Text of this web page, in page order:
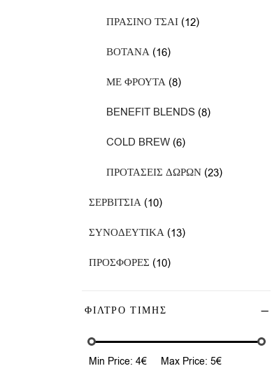
ΠΡΑΣΙΝΟ ΤΣΑΙ 1212
ΒΟΤΑΝΑ 1616
ΜΕ ΦΡΟΥΤΑ 88
BENEFIT BLENDS 88
COLD BREW 66
ΠΡΟΤΑΣΕΙΣ ΔΩΡΩΝ 2323
ΣΕΡΒΙΤΣΙΑ 1010
ΣΥΝΟΔΕΥΤΙΚΑ 1313
ΠΡΟΣΦΟΡΕΣ 1010
ΦΙΛΤΡΟ ΤΙΜΗΣ
Min Price: 4€ Max Price: 5€